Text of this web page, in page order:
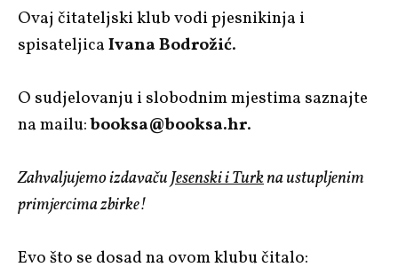
Ovaj čitateljski klub vodi pjesnikinja i
spisateljicaIvana Bodrožić.
O sudjelovanju i slobodnim mjestima saznajte
na mailu:booksa@booksa.hr.
Zahvaljujemo izdavačuJesenski i Turkna ustupljenim
primjercima zbirke!
Evo što se dosad na ovom klubu čitalo: